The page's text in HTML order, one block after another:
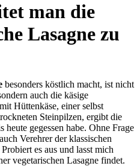
man die
Lasagne zu
besonders köstlich macht, ist nicht
auch die käsige
Hüttenkäse, einer selbst
Steinpilzen, ergibt die
heute gegessen habe. Ohne Frage
Verehrer der klassischen
es aus und lasst mich
vegetarischen Lasagne findet.